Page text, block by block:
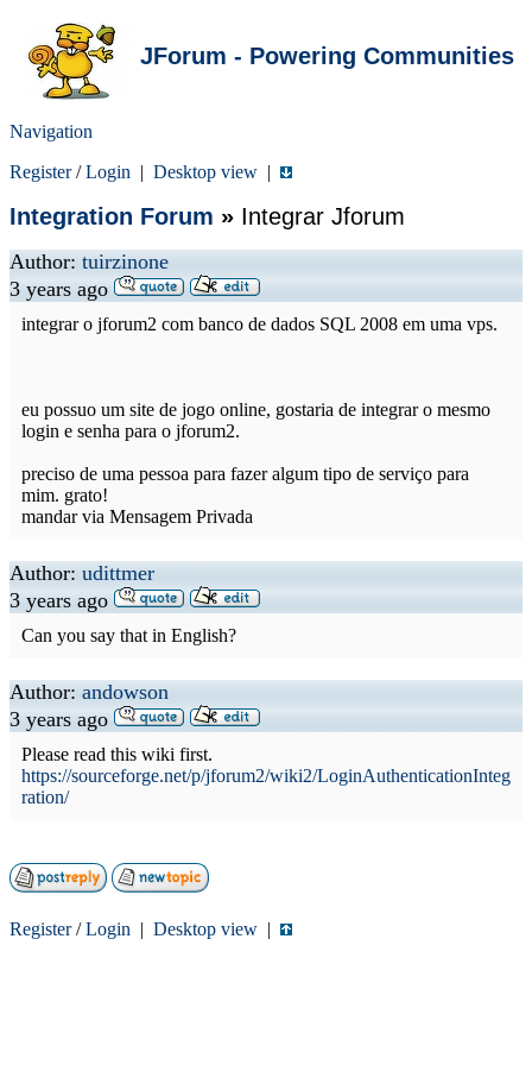
JForum - Powering Communities
Navigation
Register/Login | Desktop view |
Integration Forum » Integrar Jforum
Author: tuirzinone
3 years ago
integrar o jforum2 com banco de dados SQL 2008 em uma vps.
eu possuo um site de jogo online, gostaria de integrar o mesmo
login e senha para o jforum2.
preciso de uma pessoa para fazer algum tipo de serviço para
mim. grato!
mandar via Mensagem Privada
Author: udittmer
3 years ago
Can you say that in English?
Author: andowson
3 years ago
Please read this wiki first.
https://sourceforge.net/p/jforum2/wiki2/LoginAuthenticationInteg
ration/
Register/Login | Desktop view |